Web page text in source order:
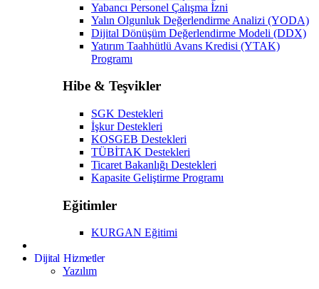
Yabancı Personel Çalışma İzni
Yalın Olgunluk Değerlendirme Analizi (YODA)
Dijital Dönüşüm Değerlendirme Modeli (DDX)
Yatırım Taahhütlü Avans Kredisi (YTAK)
Programı
Hibe & Teşvikler
SGK Destekleri
İşkur Destekleri
KOSGEB Destekleri
TÜBİTAK Destekleri
Ticaret Bakanlığı Destekleri
Kapasite Geliştirme Programı
Eğitimler
KURGAN Eğitimi
Dijital Hizmetler
Yazılım